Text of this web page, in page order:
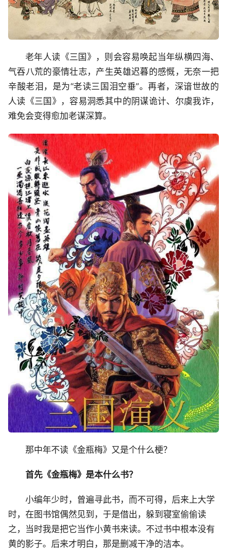
老年人读《三国》，则会容易唤起当年纵横四海、
气吞八荒的豪情壮志，产生英雄迟暮的感慨，无奈一把
辛酸老泪，是为“老读三国泪空垂”。再者，深谙世故的
人读《三国》，容易洞悉其中的阴谋诡计、尔虞我诈，
难免会变得愈加老谋深算。
那中年不读《金瓶梅》又是个什么梗？
首先《金瓶梅》是本什么书？
小编年少时，曾遍寻此书，而不可得，后来上大学
时，在图书馆偶然见到，于是借出，躲到寝室偷偷读
之，当时我是把它当作小黄书来读。不过书中根本没有
黄的影子。后来才明白，那是删减干净的洁本。